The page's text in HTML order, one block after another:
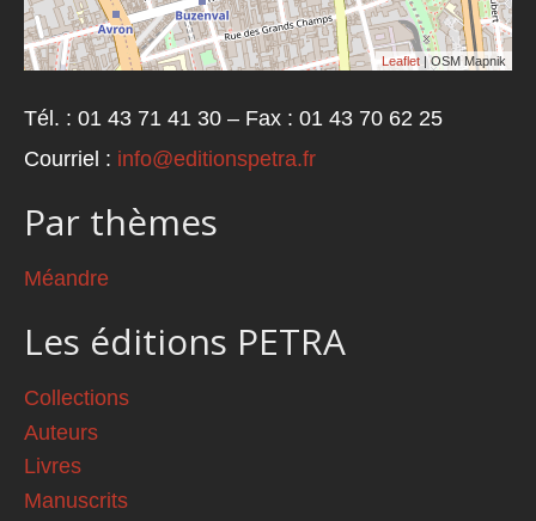
Leaflet | OSM Mapnik
Tél. : 01 43 71 41 30 – Fax : 01 43 70 62 25
Courriel : info@editionspetra.fr
Par thèmes
Méandre
Les éditions PETRA
Collections
Auteurs
Livres
Manuscrits